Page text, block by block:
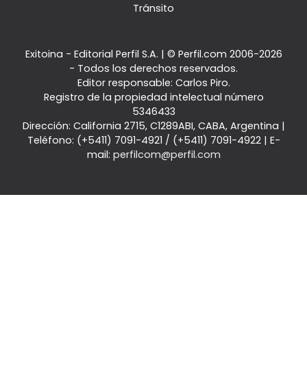
Tránsito
Exitoina - Editorial Perfil S.A. | © Perfil.com 2006-2026
- Todos los derechos reservados.
Editor responsable: Carlos Piro.
Registro de la propiedad intelectual número
5346433
Dirección: California 2715, C1289ABI, CABA, Argentina |
Teléfono: (+5411) 7091-4921 / (+5411) 7091-4922| E-
mail: perfilcom@perfil.com